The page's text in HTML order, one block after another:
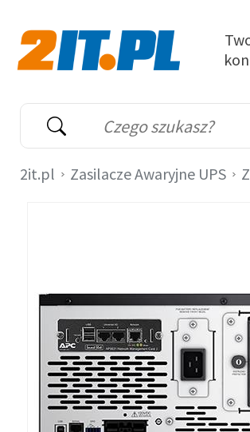
Wyszukiwarka
Słowo kluczowe
2it.pl Zasilacze Awaryjne UPS